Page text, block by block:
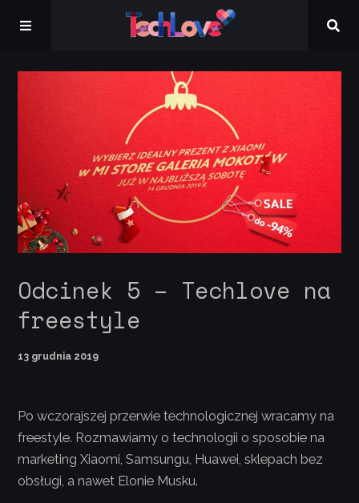
Kontakt
Odcinek 5 – Techlove na
freestyle
13 grudnia 2019
Po wczorajszej przerwie technologicznej wracamy na
freestyle. Rozmawiamy o technologii o sposobie na
marketing Xiaomi, Samsungu, Huawei, sklepach bez
obsługi, a nawet Elonie Musku.